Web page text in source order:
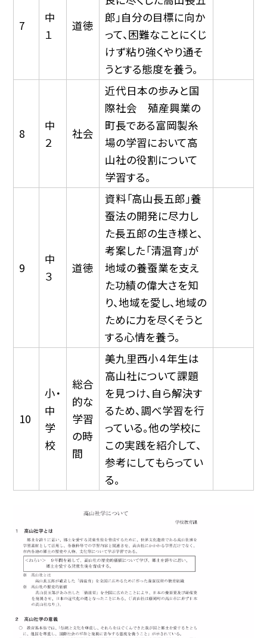
7
中
１
道徳
郎」自分の目標に向か
って、困難なことにくじ
けず粘り強くやり通そ
うとする態度を養う。
8
中
２
社会
近代日本の歩みと国
際社会 殖産興業の
町長である富岡製糸
場の学習において高
山社の役割について
学習する。
9
中
３
道徳
資料「高山長五郎」養
蚕法の開発に尽力し
た長五郎の生き様と、
考案した「清温育」が
地域の養蚕業を支え
た功績の偉大さを知
り、地域を愛し、地域の
ために力を尽くそうと
する心情を養う。
10
小・
中
学
校
総合
的な
学習
の時
間
美九里西小４年生は
高山社について課題
を見つけ、自ら解決す
るため、調べ学習を行
っている。他の学校に
この実践を紹介して、
参考にしてもらってい
る。